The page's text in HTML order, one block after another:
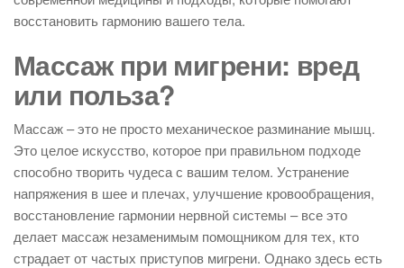
восстановить гармонию вашего тела.
Массаж при мигрени: вред
или польза?
Массаж – это не просто механическое разминание мышц.
Это целое искусство, которое при правильном подходе
способно творить чудеса с вашим телом. Устранение
напряжения в шее и плечах, улучшение кровообращения,
восстановление гармонии нервной системы – все это
делает массаж незаменимым помощником для тех, кто
страдает от частых приступов мигрени. Однако здесь есть